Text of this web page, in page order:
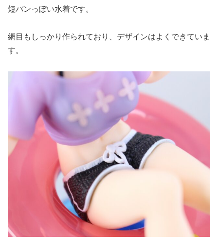
短パンっぽい水着です。
網目もしっかり作られており、デザインはよくできていま
す。